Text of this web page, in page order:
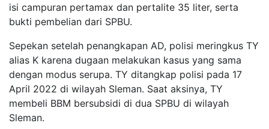
isi campuran pertamax dan pertalite 35 liter, serta
bukti pembelian dari SPBU.
Sepekan setelah penangkapan AD, polisi meringkus TY
alias K karena dugaan melakukan kasus yang sama
dengan modus serupa. TY ditangkap polisi pada 17
April 2022 di wilayah Sleman. Saat aksinya, TY
membeli BBM bersubsidi di dua SPBU di wilayah
Sleman.